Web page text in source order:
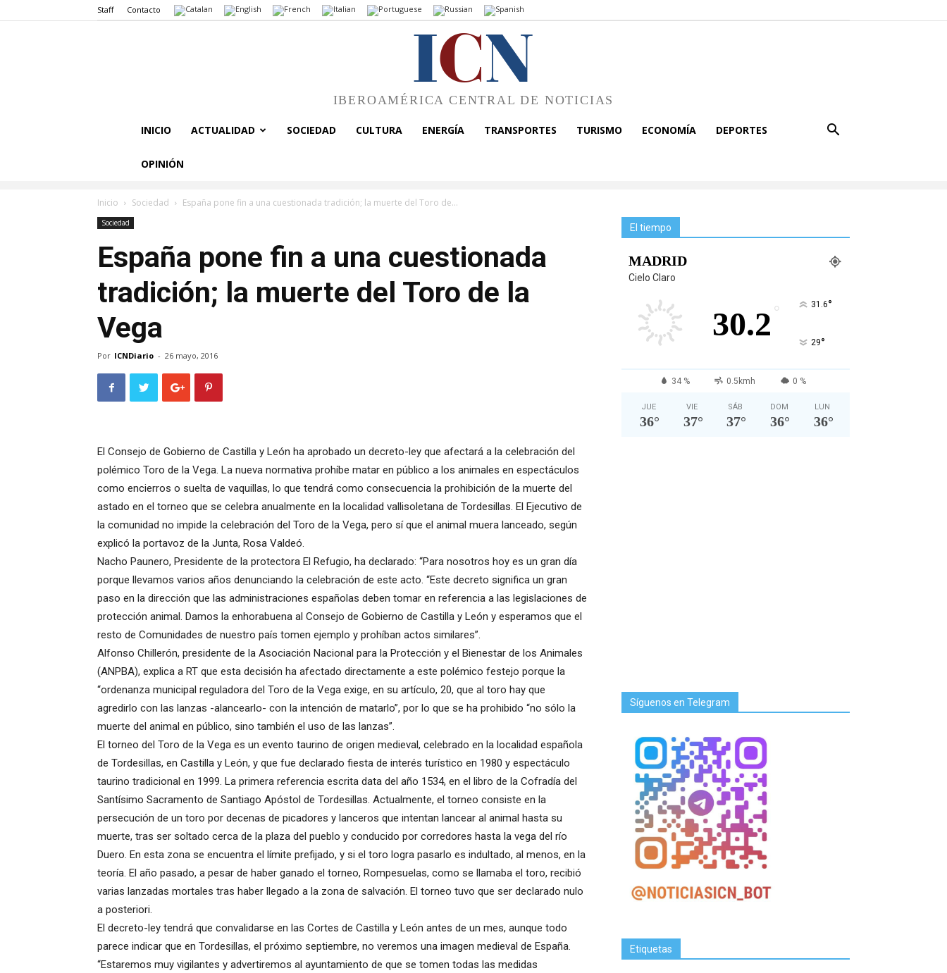
Staff Contacto
ICN
IBEROAMÉRICA CENTRAL DE NOTICIAS
INICIO ACTUALIDAD SOCIEDAD CULTURA ENERGÍA TRANSPORTES TURISMO ECONOMÍA DEPORTES
OPINIÓN
Inicio Sociedad España pone fin a una cuestionada tradición; la muerte del Toro de...
Sociedad
España pone fin a una cuestionada
tradición; la muerte del Toro de la
Vega
Por ICNDiario - 26 mayo, 2016
El Consejo de Gobierno de Castilla y León ha aprobado un decreto-ley que afectará a la celebración del
polémico Toro de la Vega. La nueva normativa prohíbe matar en público a los animales en espectáculos
como encierros o suelta de vaquillas, lo que tendrá como consecuencia la prohibición de la muerte del
astado en el torneo que se celebra anualmente en la localidad vallisoletana de Tordesillas. El Ejecutivo de
la comunidad no impide la celebración del Toro de la Vega, pero sí que el animal muera lanceado, según
explicó la portavoz de la Junta, Rosa Valdeó.
Nacho Paunero, Presidente de la protectora El Refugio, ha declarado: “Para nosotros hoy es un gran día
porque llevamos varios años denunciando la celebración de este acto. “Este decreto significa un gran
paso en la dirección que las administraciones españolas deben tomar en referencia a las legislaciones de
protección animal. Damos la enhorabuena al Consejo de Gobierno de Castilla y León y esperamos que el
resto de Comunidades de nuestro país tomen ejemplo y prohíban actos similares”.
Alfonso Chillerón, presidente de la Asociación Nacional para la Protección y el Bienestar de los Animales
(ANPBA), explica a RT que esta decisión ha afectado directamente a este polémico festejo porque la
“ordenanza municipal reguladora del Toro de la Vega exige, en su artículo, 20, que al toro hay que
agredirlo con las lanzas -alancearlo- con la intención de matarlo”, por lo que se ha prohibido “no sólo la
muerte del animal en público, sino también el uso de las lanzas”.
El torneo del Toro de la Vega es un evento taurino de origen medieval, celebrado en la localidad española
de Tordesillas, en Castilla y León, y que fue declarado fiesta de interés turístico en 1980 y espectáculo
taurino tradicional en 1999. La primera referencia escrita data del año 1534, en el libro de la Cofradía del
Santísimo Sacramento de Santiago Apóstol de Tordesillas. Actualmente, el torneo consiste en la
persecución de un toro por decenas de picadores y lanceros que intentan lancear al animal hasta su
muerte, tras ser soltado cerca de la plaza del pueblo y conducido por corredores hasta la vega del río
Duero. En esta zona se encuentra el límite prefijado, y si el toro logra pasarlo es indultado, al menos, en la
teoría. El año pasado, a pesar de haber ganado el torneo, Rompesuelas, como se llamaba el toro, recibió
varias lanzadas mortales tras haber llegado a la zona de salvación. El torneo tuvo que ser declarado nulo
a posteriori.
El decreto-ley tendrá que convalidarse en las Cortes de Castilla y León antes de un mes, aunque todo
parece indicar que en Tordesillas, el próximo septiembre, no veremos una imagen medieval de España.
“Estaremos muy vigilantes y advertiremos al ayuntamiento de que se tomen todas las medidas
El tiempo
MADRID
Cielo Claro
30.2 ° 31.6°
29°
34 % 0.5kmh 0 %
JUE
36°
VIE
37°
SÁB
37°
DOM
36°
LUN
36°
Síguenos en Telegram
Etiquetas